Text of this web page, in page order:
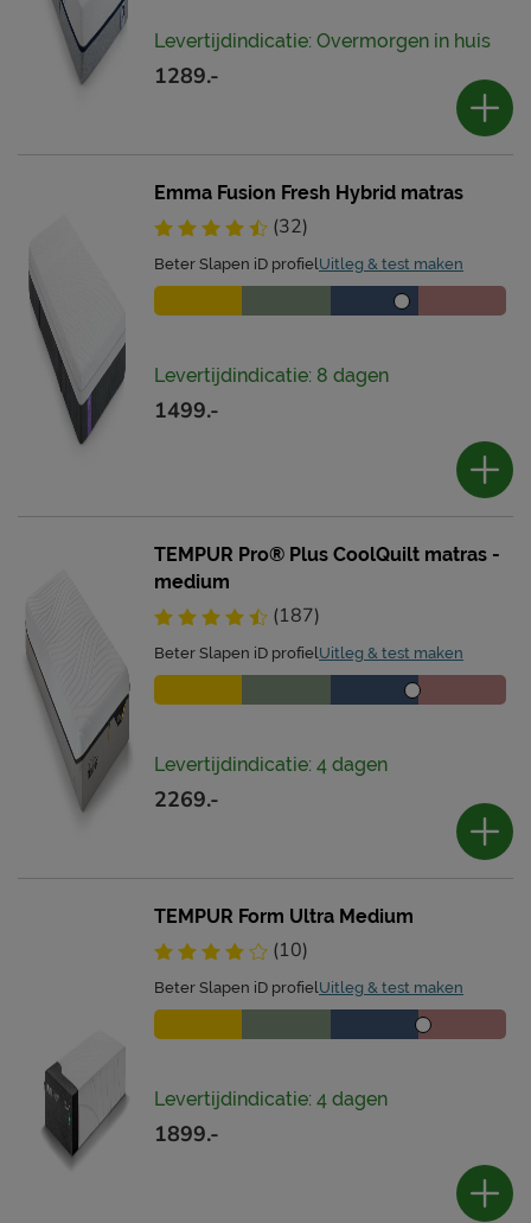
Levertijdindicatie: Overmorgen in huis
1289.-
Emma Fusion Fresh Hybrid matras
(32)
Beter Slapen iD profielUitleg & test maken
Levertijdindicatie: 8 dagen
1499.-
TEMPUR Pro® Plus CoolQuilt matras -
medium
(187)
Beter Slapen iD profielUitleg & test maken
Levertijdindicatie: 4 dagen
2269.-
TEMPUR Form Ultra Medium
(10)
Beter Slapen iD profielUitleg & test maken
Levertijdindicatie: 4 dagen
1899.-